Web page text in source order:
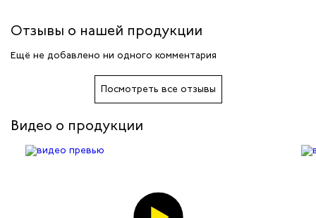
Отзывы о нашей продукции
Ещё не добавлено ни одного комментария
Посмотреть все отзывы
Видео о продукции